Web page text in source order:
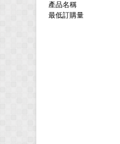
產品名稱
最低訂購量